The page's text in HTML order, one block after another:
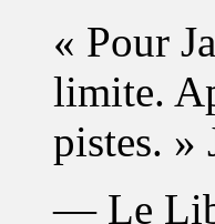
« Pour
limite.
pistes. »
— Le